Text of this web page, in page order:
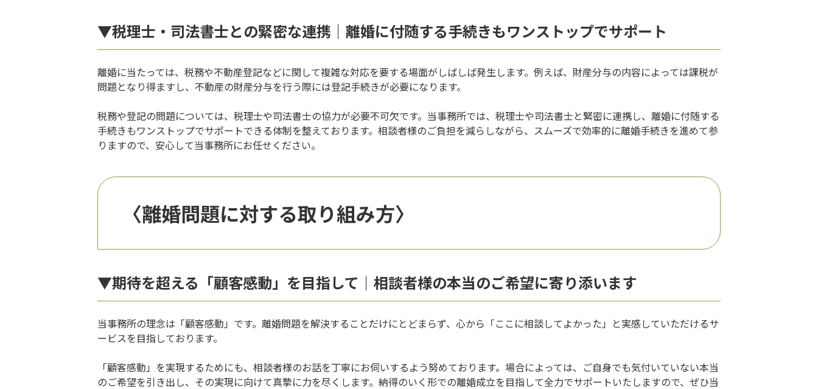
▼税理士・司法書士との緊密な連携｜離婚に付随する手続きもワンストップでサポート
離婚に当たっては、税務や不動産登記などに関して複雑な対応を要する場面がしばしば発生します。例えば、財産分与の内容によっては課税が
問題となり得ますし、不動産の財産分与を行う際には登記手続きが必要になります。
税務や登記の問題については、税理士や司法書士の協力が必要不可欠です。当事務所では、税理士や司法書士と緊密に連携し、離婚に付随する
手続きもワンストップでサポートできる体制を整えております。相談者様のご負担を減らしながら、スムーズで効率的に離婚手続きを進めて参
りますので、安心して当事務所にお任せください。
〈離婚問題に対する取り組み方〉
▼期待を超える「顧客感動」を目指して｜相談者様の本当のご希望に寄り添います
当事務所の理念は「顧客感動」です。離婚問題を解決することだけにとどまらず、心から「ここに相談してよかった」と実感していただけるサ
ービスを目指しております。
「顧客感動」を実現するためにも、相談者様のお話を丁寧にお伺いするよう努めております。場合によっては、ご自身でも気付いていない本当
のご希望を引き出し、その実現に向けて真摯に力を尽くします。納得のいく形での離婚成立を目指して全力でサポートいたしますので、ぜひ当